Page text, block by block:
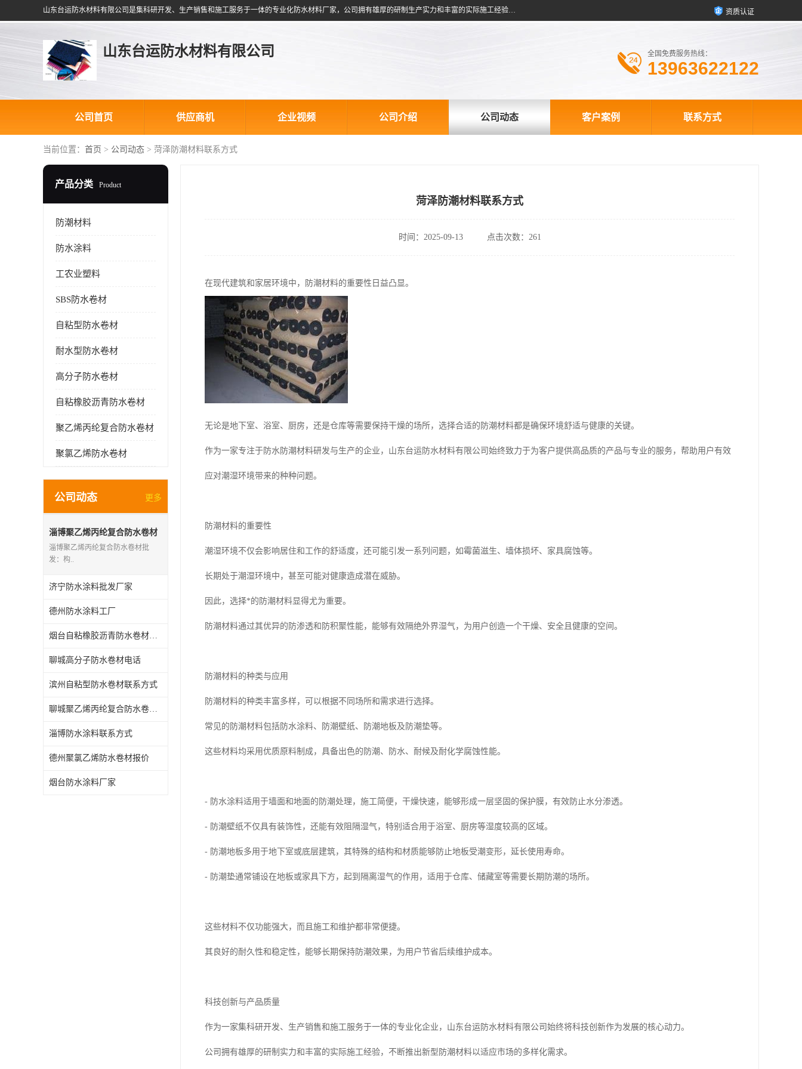
山东台运防水材料有限公司是集科研开发、生产销售和施工服务于一体的专业化防水材料厂家，公司拥有雄厚的研制生产实力和丰富的实际施工经验，在防水材料及施工行业拥有广泛的信誉；公司主要产品有：耐根穿刺SBS防水卷材,自粘型防水卷材,耐水型防水卷材,聚乙烯丙涤纶高分子防水卷材,自粘橡胶沥青防水卷材等。 资质认证
山东台运防水材料有限公司 全国免费服务热线：
13963622122
公司首页 供应商机 企业视频 公司介绍 公司动态 客户案例 联系方式
当前位置： 首页 > 公司动态 > 菏泽防潮材料联系方式
产品分类 Product
防潮材料
防水涂料
工农业塑料
SBS防水卷材
自粘型防水卷材
耐水型防水卷材
高分子防水卷材
自粘橡胶沥青防水卷材
聚乙烯丙纶复合防水卷材
聚氯乙烯防水卷材
公司动态 更多
淄博聚乙烯丙纶复合防水卷材
批发
淄博聚乙烯丙纶复合防水卷材批
发：构..
济宁防水涂料批发厂家
德州防水涂料工厂
烟台自粘橡胶沥青防水卷材批发厂家
聊城高分子防水卷材电话
滨州自粘型防水卷材联系方式
聊城聚乙烯丙纶复合防水卷材报价
淄博防水涂料联系方式
德州聚氯乙烯防水卷材报价
烟台防水涂料厂家
菏泽防潮材料联系方式
时间：2025-09-13 点击次数：261
在现代建筑和家居环境中，防潮材料的重要性日益凸显。
无论是地下室、浴室、厨房，还是仓库等需要保持干燥的场所，选择合适的防潮材料都是确保环境舒适与健康的关键。
作为一家专注于防水防潮材料研发与生产的企业，山东台运防水材料有限公司始终致力于为客户提供高品质的产品与专业的服务，帮助用户有效
应对潮湿环境带来的种种问题。
防潮材料的重要性
潮湿环境不仅会影响居住和工作的舒适度，还可能引发一系列问题，如霉菌滋生、墙体损坏、家具腐蚀等。
长期处于潮湿环境中，甚至可能对健康造成潜在威胁。
因此，选择*的防潮材料显得尤为重要。
防潮材料通过其优异的防渗透和防积聚性能，能够有效隔绝外界湿气，为用户创造一个干燥、安全且健康的空间。
防潮材料的种类与应用
防潮材料的种类丰富多样，可以根据不同场所和需求进行选择。
常见的防潮材料包括防水涂料、防潮壁纸、防潮地板及防潮垫等。
这些材料均采用优质原料制成，具备出色的防潮、防水、耐候及耐化学腐蚀性能。
- 防水涂料适用于墙面和地面的防潮处理，施工简便，干燥快速，能够形成一层坚固的保护膜，有效防止水分渗透。
- 防潮壁纸不仅具有装饰性，还能有效阻隔湿气，特别适合用于浴室、厨房等湿度较高的区域。
- 防潮地板多用于地下室或底层建筑，其特殊的结构和材质能够防止地板受潮变形，延长使用寿命。
- 防潮垫通常铺设在地板或家具下方，起到隔离湿气的作用，适用于仓库、储藏室等需要长期防潮的场所。
这些材料不仅功能强大，而且施工和维护都非常便捷。
其良好的耐久性和稳定性，能够长期保持防潮效果，为用户节省后续维护成本。
科技创新与产品质量
作为一家集科研开发、生产销售和施工服务于一体的专业化企业，山东台运防水材料有限公司始终将科技创新作为发展的核心动力。
公司拥有雄厚的研制实力和丰富的实际施工经验，不断推出新型防潮材料以适应市场的多样化需求。